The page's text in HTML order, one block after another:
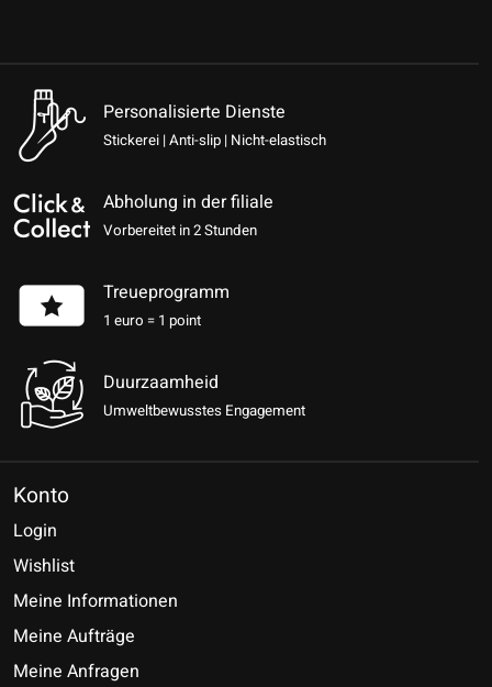
Personalisierte Dienste
Stickerei | Anti-slip | Nicht-elastisch
Abholung in der filiale
Vorbereitet in 2 Stunden
Treueprogramm
1 euro = 1 point
Duurzaamheid
Umweltbewusstes Engagement
Konto
Login
Wishlist
Meine Informationen
Meine Aufträge
Meine Anfragen